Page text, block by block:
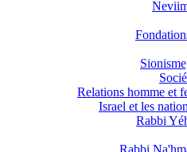
Relations homme et
Israel et les
Rabbi
Rabbi